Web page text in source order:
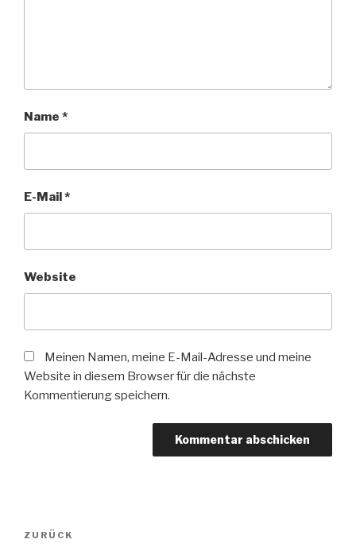
Name *
E-Mail*
Website
Meinen Namen, meine E-Mail-Adresse und meine
Website in diesem Browser für die nächste
Kommentierung speichern.
Beitrags-
Vorheriger
ZURÜCK